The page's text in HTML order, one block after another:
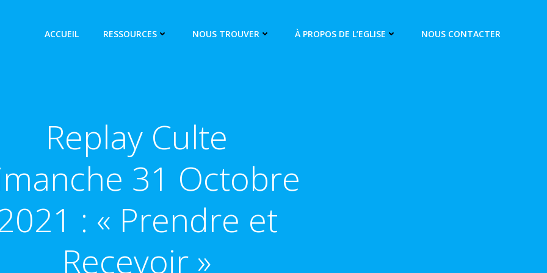
ACCUEIL RESSOURCES NOUS TROUVER À PROPOS DE L’EGLISE NOUS CONTACTER
Replay Culte
31 Octobre
: « Prendre et
Recevoir »